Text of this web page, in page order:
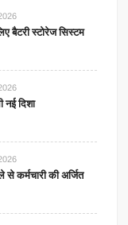
बैटरी स्टोरेज सिस्टम
नई दिशा
से कर्मचारी की अर्जित